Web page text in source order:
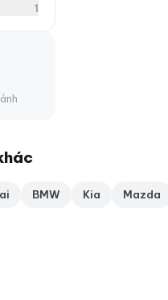
1
BMW Kia Mazda